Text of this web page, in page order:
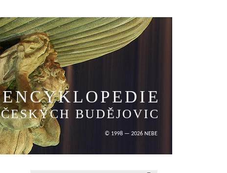
ENCYKLOPEDIE
ČESKÝCH BUDĚJOVIC
© 1998 — 2026 NEBE